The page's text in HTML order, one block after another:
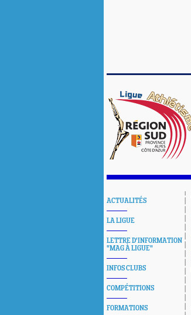
ACTUALITÉS
LA LIGUE
LETTRE D'INFORMATION
"MAG À LIGUE"
INFOS CLUBS
COMPÉTITIONS
FORMATIONS